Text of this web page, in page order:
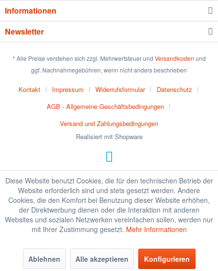
Informationen
Newsletter
* Alle Preise verstehen sich zzgl. Mehrwertsteuer und Versandkosten und
ggf. Nachnahmegebühren, wenn nicht anders beschrieben
Kontakt Impressum Widerrufsformular
Datenschutz
AGB - Allgemeine Geschäftsbedingungen
Versand und Zahlungsbedingungen
Realisiert mit Shopware
Diese Website benutzt Cookies, die für den technischen Betrieb der
Website erforderlich sind und stets gesetzt werden. Andere
Cookies, die den Komfort bei Benutzung dieser Website erhöhen,
der Direktwerbung dienen oder die Interaktion mit anderen
Websites und sozialen Netzwerken vereinfachen sollen, werden nur
mit Ihrer Zustimmung gesetzt. Mehr Informationen
Ablehnen Alle akzeptieren Konfigurieren